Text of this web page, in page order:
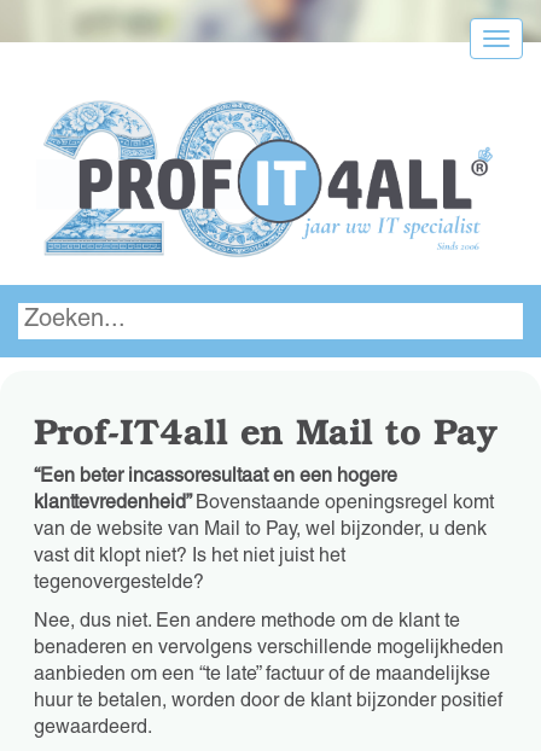
Menu
Prof-IT4all en Mail to Pay
“Een beter incassoresultaat en een hogere
klanttevredenheid” Bovenstaande openingsregel komt
van de website van Mail to Pay, wel bijzonder, u denk
vast dit klopt niet? Is het niet juist het
tegenovergestelde?
Nee, dus niet. Een andere methode om de klant te
benaderen en vervolgens verschillende mogelijkheden
aanbieden om een “te late” factuur of de maandelijkse
huur te betalen, worden door de klant bijzonder positief
gewaardeerd.